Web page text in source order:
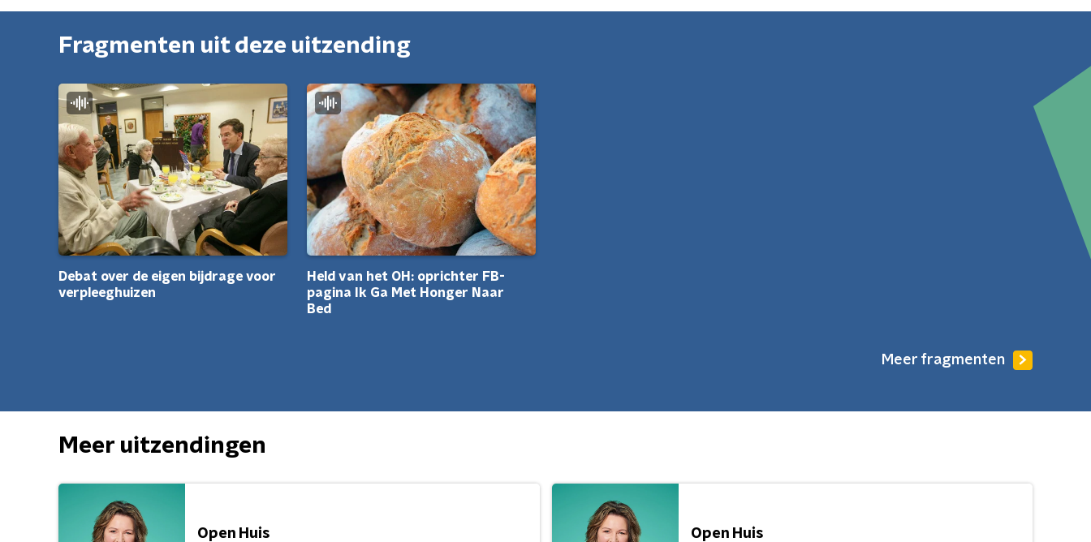
Fragmenten uit deze uitzending
Debat over de eigen bijdrage voor
verpleeghuizen
Held van het OH: oprichter FB-
pagina Ik Ga Met Honger Naar
Bed
Meer fragmenten
Meer uitzendingen
Open Huis
Open Huis